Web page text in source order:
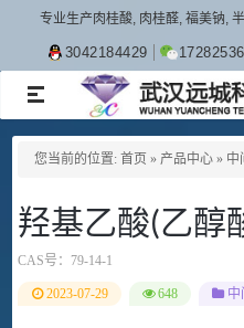
专业生产肉桂酸, 肉桂醛, 福美钠,
3042184429
TOGGLE
NAVIGATION
您当前的位置: 首页 » 产品中心 » 中
羟基乙酸(乙醇
CAS号： 79-14-1
2023-07-29 648 中